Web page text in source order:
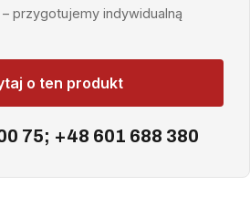
przygotujemy indywidualną
o ten produkt
75; +48 601 688 380